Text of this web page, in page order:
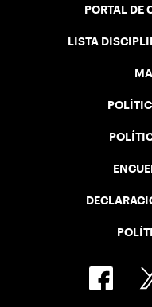
PORTAL DE
LISTA